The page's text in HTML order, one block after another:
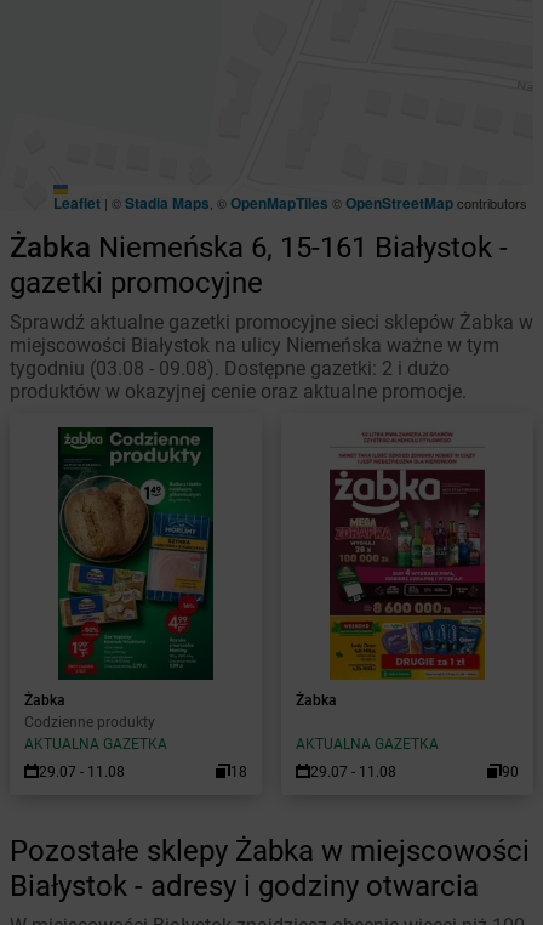
Leaflet | ©Stadia Maps , ©OpenMapTiles ©OpenStreetMapcontributors
Żabka Niemeńska 6, 15-161 Białystok -
gazetki promocyjne
Sprawdź aktualne gazetki promocyjne sieci sklepów Żabka w
miejscowości Białystok na ulicy Niemeńska ważne w tym
tygodniu (03.08 - 09.08). Dostępne gazetki: 2 i dużo
produktów w okazyjnej cenie oraz aktualne promocje.
Żabka
Codzienne produkty
AKTUALNA GAZETKA
29.07 - 11.08
18
Żabka
AKTUALNA GAZETKA
29.07 - 11.08
90
Pozostałe sklepy Żabka w miejscowości
Białystok - adresy i godziny otwarcia